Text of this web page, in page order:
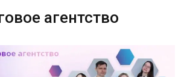
агентство